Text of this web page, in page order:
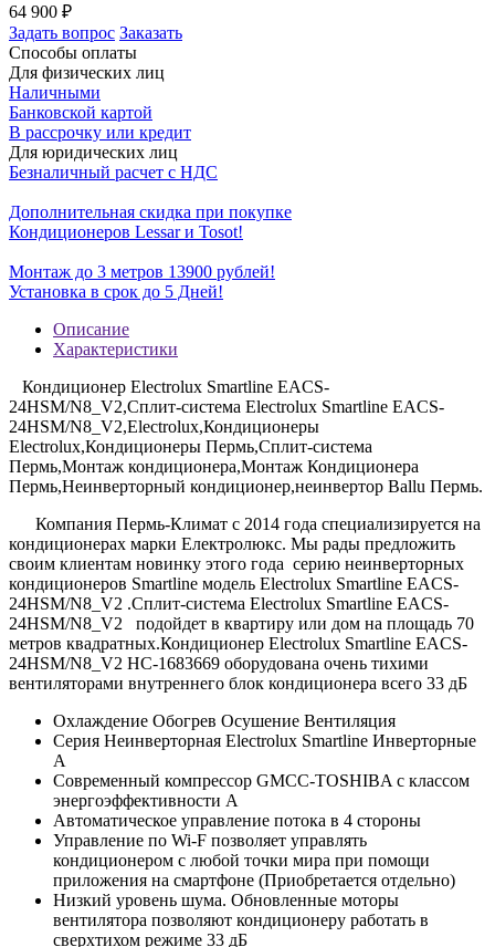
64 900 ₽
Задать вопрос Заказать
Способы оплаты
Для физических лиц
Наличными
Банковской картой
В рассрочку или кредит
Для юридических лиц
Безналичный расчет с НДС
Дополнительная скидка при покупке
Кондиционеров Lessar и Tosot!
Монтаж до 3 метров 13900 рублей!
Установка в срок до 5 Дней!
Описание
Характеристики
Кондиционер Electrolux Smartline EACS-
24HSM/N8_V2,Сплит-система Electrolux Smartline EACS-
24HSM/N8_V2,Electrolux,Кондиционеры
Electrolux,Кондиционеры Пермь,Сплит-система
Пермь,Монтаж кондиционера,Монтаж Кондиционера
Пермь,Неинверторный кондиционер,неинвертор Ballu Пермь.
Компания Пермь-Климат с 2014 года специализируется на
кондиционерах марки Електролюкс. Мы рады предложить
своим клиентам новинку этого года серию неинверторных
кондиционеров Smartline модель Electrolux Smartline EACS-
24HSM/N8_V2 .Сплит-система Electrolux Smartline EACS-
24HSM/N8_V2 подойдет в квартиру или дом на площадь 70
метров квадратных.Кондиционер Electrolux Smartline EACS-
24HSM/N8_V2 НС-1683669 оборудована очень тихими
вентиляторами внутреннего блок кондиционера всего 33 дБ
Охлаждение Обогрев Осушение Вентиляция
Серия Неинверторная Electrolux Smartline Инверторные
А
Современный компрессор GMCC-TOSHIBA с классом
энергоэффективности А
Автоматическое управление потока в 4 стороны
Управление по Wi-F позволяет управлять
кондиционером с любой точки мира при помощи
приложения на смартфоне (Приобретается отдельно)
Низкий уровень шума. Обновленные моторы
вентилятора позволяют кондиционеру работать в
сверхтихом режиме 33 дБ